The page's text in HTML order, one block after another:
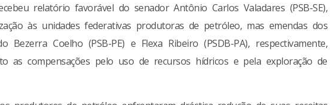
relatório favorável do senador Antônio Carlos Valadares (PSB-SE),
às unidades federativas produtoras de petróleo, mas emendas dos
Bezerra Coelho (PSB-PE) e Flexa Ribeiro (PSDB-PA), respectivamente,
as compensações pelo uso de recursos hídricos e pela exploração de